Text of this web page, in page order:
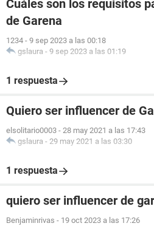
Cuáles son los requisitos
de Garena
1234 - 9 sep 2023 a las 00:18
gslaura - 9 sep 2023 a las 01:19
1 respuesta
Quiero ser influencer de
elsolitario0003 - 28 may 2021 a las 17:43
gslaura - 29 may 2021 a las 03:30
1 respuesta
quiero ser influencer de
Benjaminrivas - 19 oct 2023 a las 17:26